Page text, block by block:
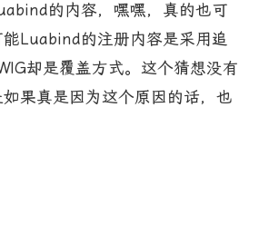
的内容，嘿嘿，真的也可
Luabind的注册内容是采用追
却是覆盖方式。这个猜想没有
果真是因为这个原因的话，也